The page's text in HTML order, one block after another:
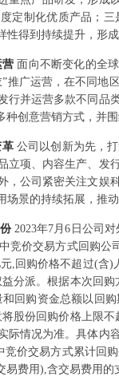
定制化优质产品；
得到持续提升，形
营 面向不断变化的全
推广运营，在不同
行并运营多款不同
创意营销方式，并
革 公司以创新为先，
立项、内容生产、
，公司紧密关注文
景的持续拓展，推
份2023年7月6日公司
竞价交易方式回购
,回购价格不超过(含
分派。根据本次回
回购资金总额以回
股份回购价格上限
情况为准。具体内
价交易方式累计回
易费用),含交易费用的